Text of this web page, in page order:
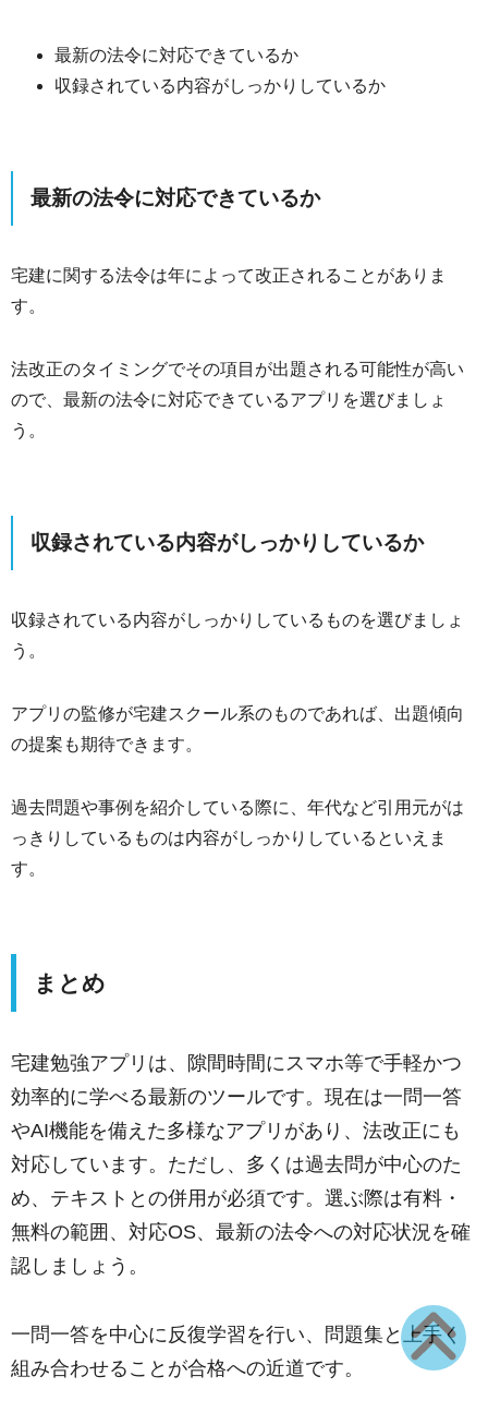
最新の法令に対応できているか
収録されている内容がしっかりしているか
最新の法令に対応できているか
宅建に関する法令は年によって改正されることがありま
す。
法改正のタイミングでその項目が出題される可能性が高い
ので、最新の法令に対応できているアプリを選びましょ
う。
収録されている内容がしっかりしているか
収録されている内容がしっかりしているものを選びましょ
う。
アプリの監修が宅建スクール系のものであれば、出題傾向
の提案も期待できます。
過去問題や事例を紹介している際に、年代など引用元がは
っきりしているものは内容がしっかりしているといえま
す。
まとめ
宅建勉強アプリは、隙間時間にスマホ等で手軽かつ
効率的に学べる最新のツールです。現在は一問一答
やAI機能を備えた多様なアプリがあり、法改正にも
対応しています。ただし、多くは過去問が中心のた
め、テキストとの併用が必須です。選ぶ際は有料・
無料の範囲、対応OS、最新の法令への対応状況を確
認しましょう。
一問一答を中心に反復学習を行い、問題集と上手く
組み合わせることが合格への近道です。